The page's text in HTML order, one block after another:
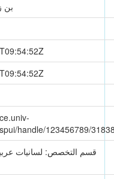
بن
handle/123456789/
قسم التخصص: لسانيات